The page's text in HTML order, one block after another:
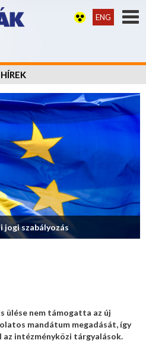
ENG
HÍREK
jogi szabályozás
ülése nem támogatta az új
mandátum megadását, így
intézményközi tárgyalások.